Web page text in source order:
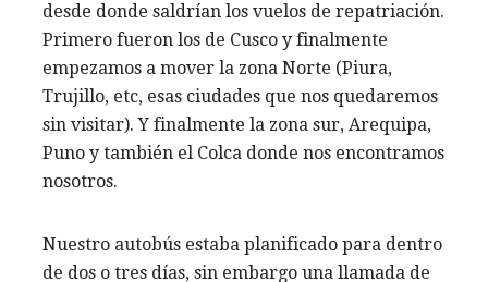
desde donde saldrían los vuelos de repatriación.
Primero fueron los de Cusco y finalmente
empezamos a mover la zona Norte (Piura,
Trujillo, etc, esas ciudades que nos quedaremos
sin visitar). Y finalmente la zona sur, Arequipa,
Puno y también el Colca donde nos encontramos
nosotros.
Nuestro autobús estaba planificado para dentro
de dos o tres días, sin embargo una llamada de